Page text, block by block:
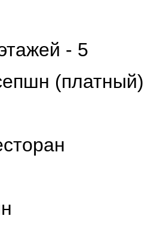
- 5
(платный)